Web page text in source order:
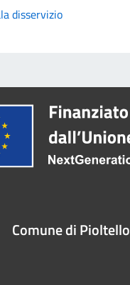
disservizio
Comune di Pioltello